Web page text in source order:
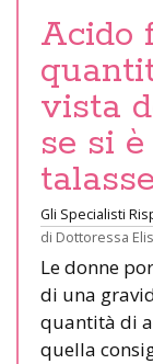
Acido
vista
se si
Gli Specialisti
di Dottoressa
Le donne
di una
quantità di
quella